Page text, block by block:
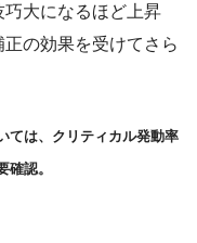
大になるほど上昇
の効果を受けてさら
ては、クリティカル発動率
認。